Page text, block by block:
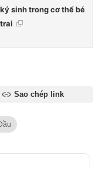
ký sinh trong cơ thể bé
trai
Sao chép link